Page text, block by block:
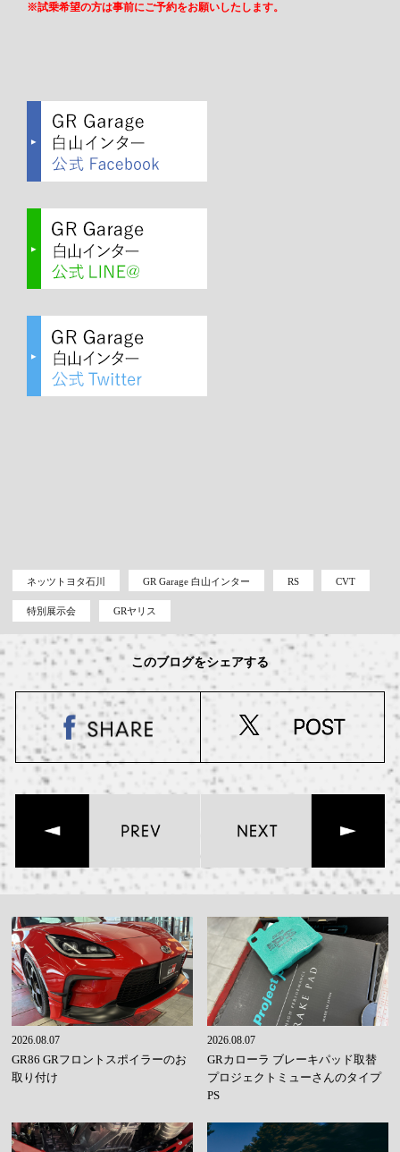
※試乗希望の方は事前にご予約をお願いしたします。
ネッツトヨタ石川 GR Garage 白山インター RS CVT
特別展示会 GRヤリス
このブログをシェアする
2026.08.07
GR86 GRフロントスポイラーのお
取り付け
2026.08.07
GRカローラ ブレーキパッド取替
プロジェクトミューさんのタイプ
PS